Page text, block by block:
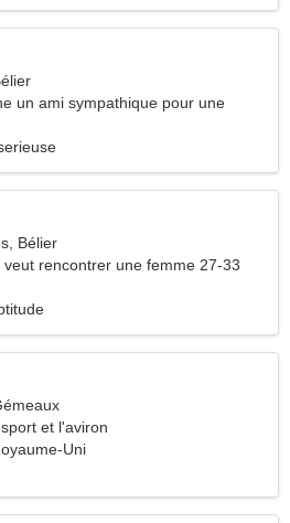
un ami sympathique pour une
Bélier
veut rencontrer une femme 27-33
et l'aviron
Uni